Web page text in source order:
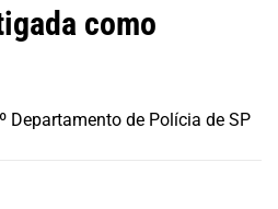
como
Departamento de Polícia de SP